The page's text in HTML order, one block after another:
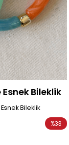
Esnek Bileklik
Bileklik
%33